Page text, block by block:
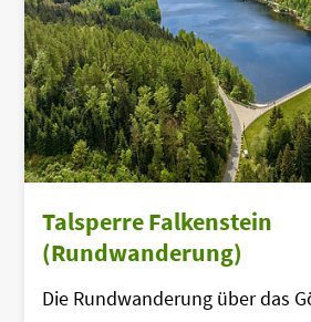
Talsperre Falkenstein
(Rundwanderung)
Die Rundwanderung über das